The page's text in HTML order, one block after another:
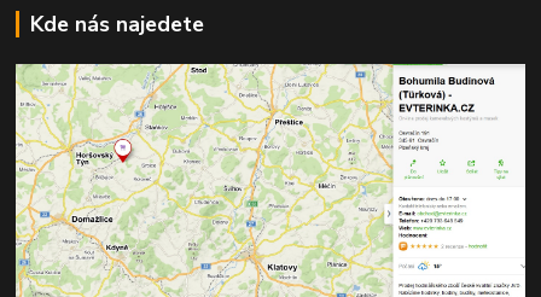
Kde nás najedete